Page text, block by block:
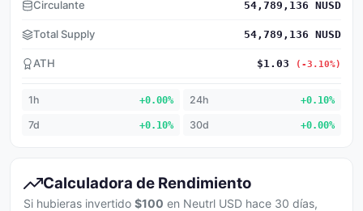
Circulante 54,789,136 NUSD
Total Supply 54,789,136 NUSD
ATH $1.03 (-3.10%)
1h +0.00% 24h +0.10%
7d +0.10% 30d +0.00%
Calculadora de Rendimiento
Si hubieras invertido $100 en Neutrl USD hace 30 días,